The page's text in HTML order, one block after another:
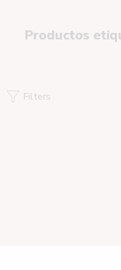
Productos
Filters